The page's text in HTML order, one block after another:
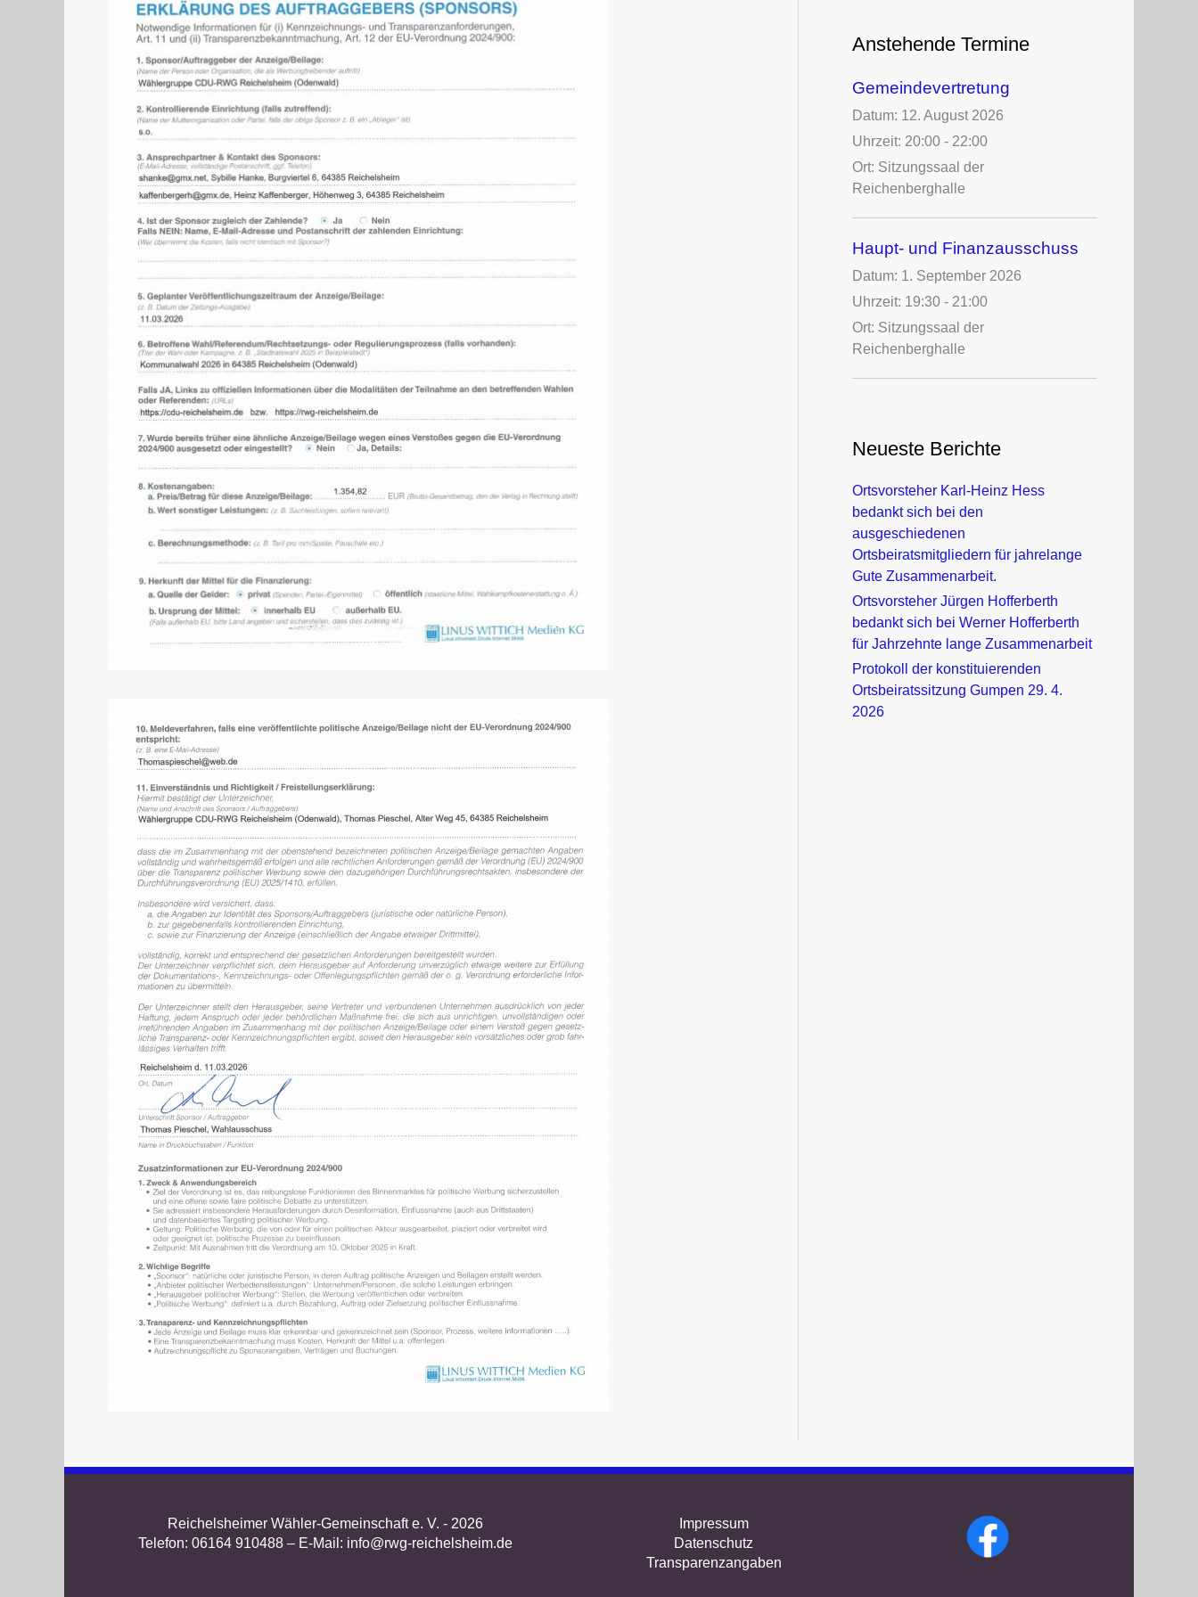
e
n
a
h
:
Anstehende Termine
Gemeindevertretung
Datum: 12. August 2026
Uhrzeit: 20:00 - 22:00
Ort: Sitzungssaal der
Reichenberghalle
Haupt- und Finanzausschuss
Datum: 1. September 2026
Uhrzeit: 19:30 - 21:00
Ort: Sitzungssaal der
Reichenberghalle
Neueste Berichte
Ortsvorsteher Karl-Heinz Hess
bedankt sich bei den
ausgeschiedenen
Ortsbeiratsmitgliedern für jahrelange
Gute Zusammenarbeit.
Ortsvorsteher Jürgen Hofferberth
bedankt sich bei Werner Hofferberth
für Jahrzehnte lange Zusammenarbeit
Protokoll der konstituierenden
Ortsbeiratssitzung Gumpen 29. 4.
2026
Reichelsheimer Wähler-Gemeinschaft e. V. - 2026
Telefon: 06164 910488 – E-Mail: info@rwg-reichelsheim.de
Impressum
Datenschutz
Transparenzangaben